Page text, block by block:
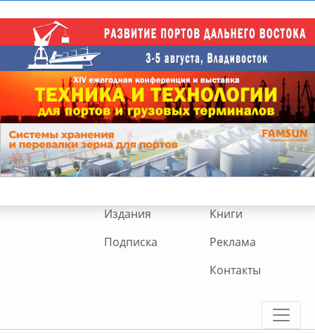
Издания
Книги
Подписка
Реклама
Контакты